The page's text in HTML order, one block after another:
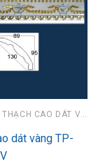
dát vàng TP-